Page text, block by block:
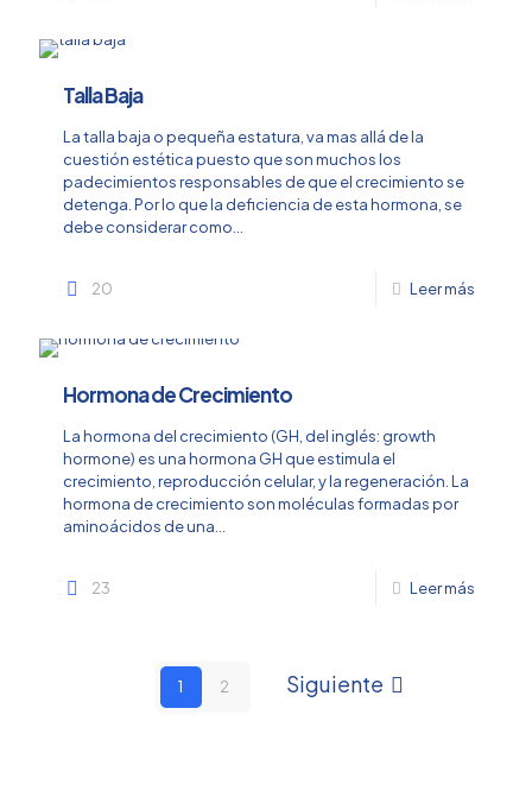
Talla Baja
La talla baja o pequeña estatura, va mas allá de la
cuestión estética puesto que son muchos los
padecimientos responsables de que el crecimiento se
detenga. Por lo que la deficiencia de esta hormona, se
debe considerar como...
20 Leer más
Hormona de Crecimiento
La hormona del crecimiento (GH, del inglés: growth
hormone) es una hormona GH que estimula el
crecimiento, reproducción celular, y la regeneración. La
hormona de crecimiento son moléculas formadas por
aminoácidos de una...
23 Leer más
1 2 Siguiente